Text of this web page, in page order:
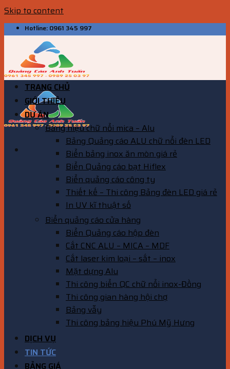
Skip to content
Hotline: 0961 345 997
TRANG CHỦ
GIỚI THIỆU
DỰ ÁN
Bảng hiệu chữ nổi mica – Alu
Bảng Quảng cáo ALU chữ nổi đèn LED
Biển bảng inox ăn mòn giá rẻ
Biển Quảng cáo bạt Hiflex
Biển quảng cáo công ty
Thiết kế – Thi công Bảng đèn LED giá rẻ
In UV kĩ thuật số
Biển quảng cáo cửa hàng
Biển Quảng cáo hộp đèn
Cắt CNC ALU – MICA – MDF
Cắt laser kim loại – sắt – inox
Mặt dựng Alu
Thi công biển QC chữ nổi inox-Đồng
Thi công gian hàng hội chợ
Bảng vẫy
Thi công bảng hiệu Phú Mỹ Hưng
DỊCH VỤ
TIN TỨC
BẢNG GIÁ